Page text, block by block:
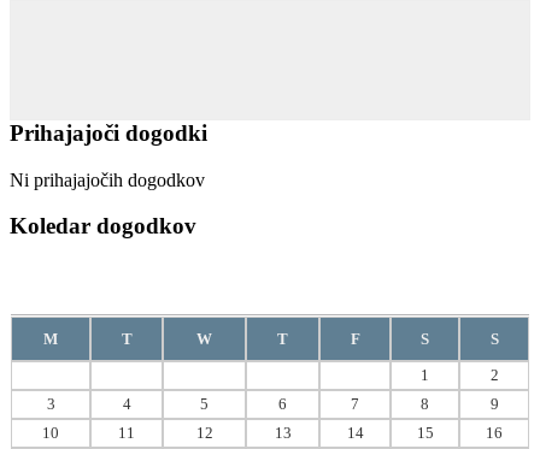
Prihajajoči dogodki
Ni prihajajočih dogodkov
Koledar dogodkov
M T W T F S
S
1
2
3
4 5 6 7 8
9
10
11 12 13 14 15
16